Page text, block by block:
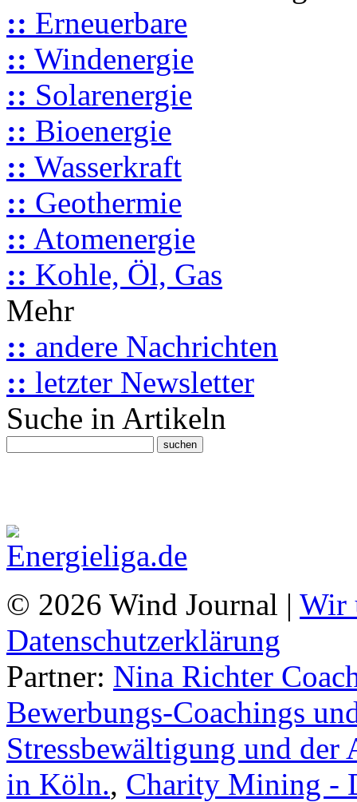
:: Erneuerbare
:: Windenergie
:: Solarenergie
:: Bioenergie
:: Wasserkraft
:: Geothermie
:: Atomenergie
:: Kohle, Öl, Gas
Mehr
:: andere Nachrichten
:: letzter Newsletter
Suche in Artikeln
© 2026 Wind Journal | Wir
Datenschutzerklärung
Partner: Nina Richter
Bewerbungs-Coachings
Stressbewältigung und
in Köln., Charity Mining -